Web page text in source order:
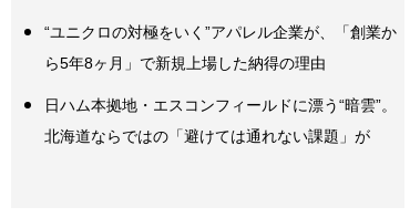
“ユニクロの対極をいく”アパレル企業が、「創業か
ら5年8ヶ月」で新規上場した納得の理由
日ハム本拠地・エスコンフィールドに漂う“暗雲”。
北海道ならではの「避けては通れない課題」が